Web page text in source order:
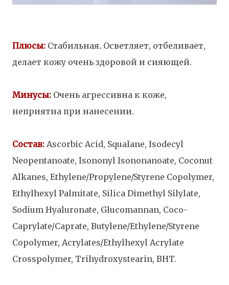
Плюсы: Стабильная. Осветляет, отбеливает,
делает кожу очень здоровой и сияющей.
Минусы: Очень агрессивна к коже,
неприятна при нанесении.
Состав: Ascorbic Acid, Squalane, Isodecyl
Neopentanoate, Isononyl Isononanoate, Coconut
Alkanes, Ethylene/Propylene/Styrene Copolymer,
Ethylhexyl Palmitate, Silica Dimethyl Silylate,
Sodium Hyaluronate, Glucomannan, Coco-
Caprylate/Caprate, Butylene/Ethylene/Styrene
Copolymer, Acrylates/Ethylhexyl Acrylate
Crosspolymer, Trihydroxystearin, BHT.